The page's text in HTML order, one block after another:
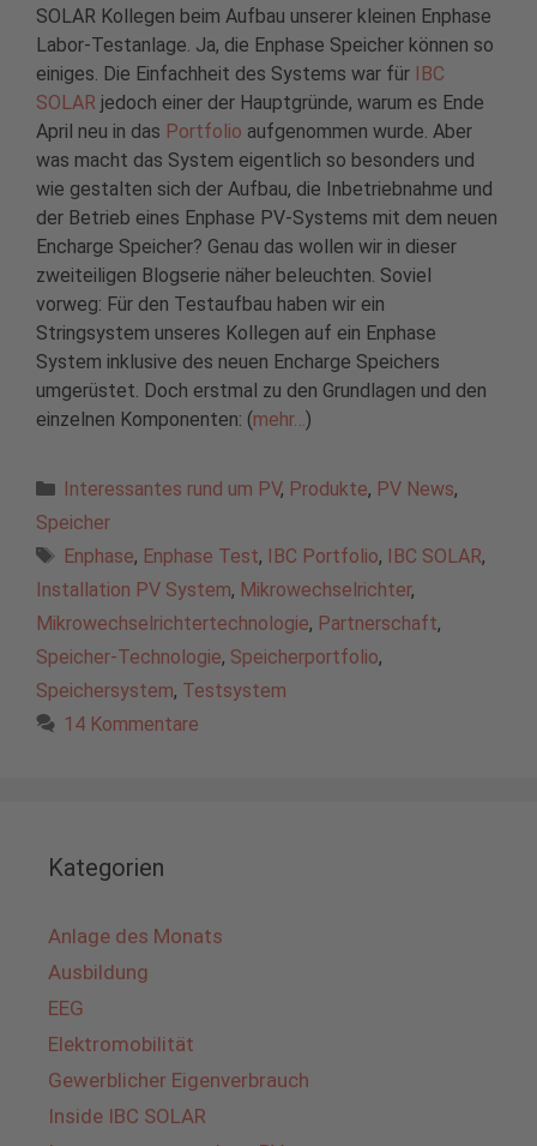
SOLAR Kollegen beim Aufbau unserer kleinen Enphase
Labor-Testanlage. Ja, die Enphase Speicher können so
einiges. Die Einfachheit des Systems war für IBC
SOLAR jedoch einer der Hauptgründe, warum es Ende
April neu in das Portfolio aufgenommen wurde. Aber
was macht das System eigentlich so besonders und
wie gestalten sich der Aufbau, die Inbetriebnahme und
der Betrieb eines Enphase PV-Systems mit dem neuen
Encharge Speicher? Genau das wollen wir in dieser
zweiteiligen Blogserie näher beleuchten. Soviel
vorweg: Für den Testaufbau haben wir ein
Stringsystem unseres Kollegen auf ein Enphase
System inklusive des neuen Encharge Speichers
umgerüstet. Doch erstmal zu den Grundlagen und den
einzelnen Komponenten: (mehr… )
Kategorien
Interessantes rund um PV, Produkte, PV News,
Speicher
Schlagwörter
Enphase, Enphase Test, IBC Portfolio, IBC SOLAR,
Installation PV System, Mikrowechselrichter,
Mikrowechselrichtertechnologie, Partnerschaft,
Speicher-Technologie, Speicherportfolio,
Speichersystem, Testsystem
14 Kommentare
Kategorien
Anlage des Monats
Ausbildung
EEG
Elektromobilität
Gewerblicher Eigenverbrauch
Inside IBC SOLAR